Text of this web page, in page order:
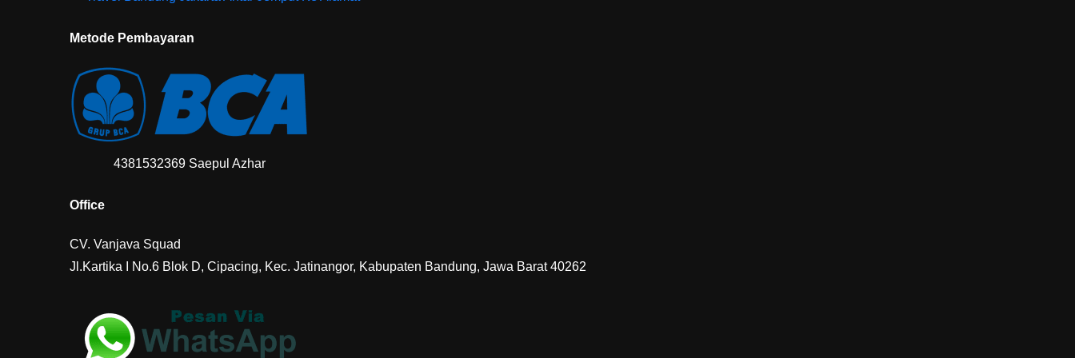
Metode Pembayaran
4381532369 Saepul Azhar
Office
CV. Vanjava Squad
Jl.Kartika I No.6 Blok D, Cipacing, Kec. Jatinangor, Kabupaten Bandung, Jawa Barat 40262